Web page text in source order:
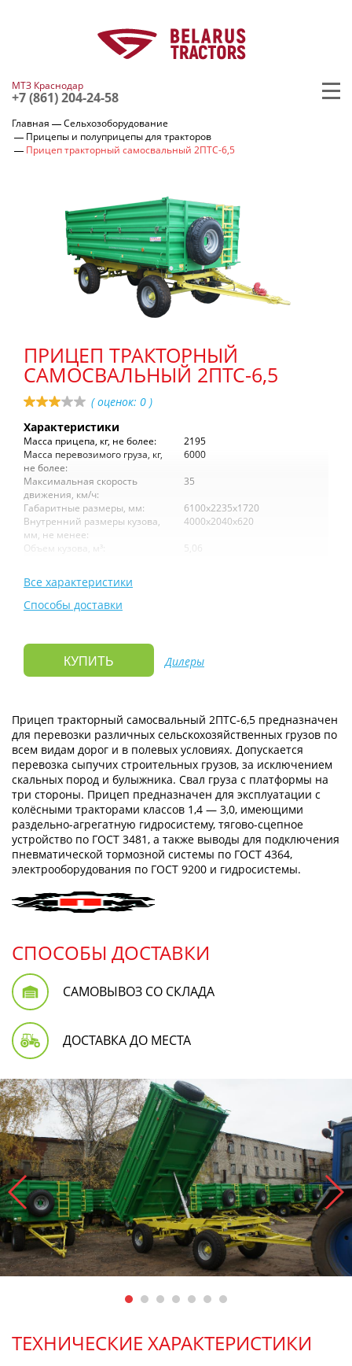
МТЗ Краснодар
+7 (861) 204-24-58
Главная
Сельхозоборудование
Прицепы и полуприцепы для тракторов
Прицеп тракторный самосвальный 2ПТС-6,5
ПРИЦЕП ТРАКТОРНЫЙ
САМОСВАЛЬНЫЙ 2ПТС-6,5
( оценок: 0 )
Характеристики
Масса прицепа, кг, не более:
2195
Масса перевозимого груза, кг,
не более:
6000
Максимальная скорость
движения, км/ч:
35
Габаритные размеры, мм:
6100x2235x1720
Внутренний размеры кузова,
мм, не менее:
4000x2040x620
Объем кузова, м³:
5,06
Все характеристики
Способы доставки
КУПИТЬ Дилеры
Прицеп тракторный самосвальный 2ПТС-6,5 предназначен
для перевозки различных сельскохозяйственных грузов по
всем видам дорог и в полевых условиях. Допускается
перевозка сыпучих строительных грузов, за исключением
скальных пород и булыжника. Свал груза с платформы на
три стороны. Прицеп предназначен для эксплуатации с
колёсными тракторами классов 1,4 — 3,0, имеющими
раздельно-агрегатную гидросистему, тягово-сцепное
устройство по ГОСТ 3481, а также выводы для подключения
пневматической тормозной системы по ГОСТ 4364,
электрооборудования по ГОСТ 9200 и гидросистемы.
СПОСОБЫ ДОСТАВКИ
САМОВЫВОЗ СО СКЛАДА
ДОСТАВКА ДО МЕСТА
ТЕХНИЧЕСКИЕ ХАРАКТЕРИСТИКИ